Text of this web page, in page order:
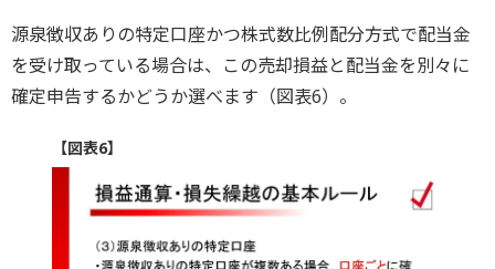
源泉徴収ありの特定口座かつ株式数比例配分方式で配当金
を受け取っている場合は、この売却損益と配当金を別々に
確定申告するかどうか選べます（図表6）。
【図表6】